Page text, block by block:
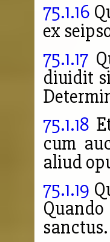
75.1.16
ex
75.1.17
diuidit
75.1.18
cum
aliud
75.1.19
sanctus.